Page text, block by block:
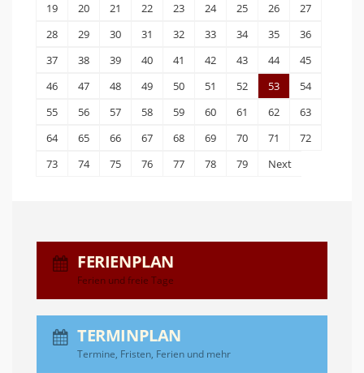
19
20 21 22 23 24 25 26
27
28
29 30 31 32 33 34 35
36
37
38 39 40 41 42 43 44
45
46
47 48 49 50 51 52 53
54
55
56 57 58 59 60 61 62
63
64
65 66 67 68 69 70 71
72
73
74 75 76 77 78 79 Next
FERIENPLAN
Ferien und freie Tage
TERMINPLAN
Termine, Fristen, Ferien und mehr